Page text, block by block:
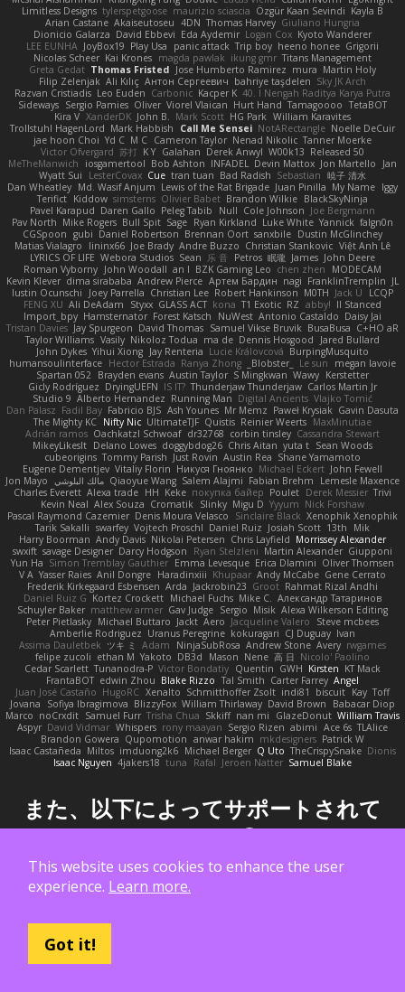
Limitless Designs tylerspetgoose maurizio sciascia Özgür Kaan Sevindi Kayla B
Arian Castane Akaiseutoseu 4DN Thomas Harvey Giuliano Hungria
Dionicio Galarza David Ebbevi Eda Aydemir Logan Cox Kyoto Wanderer
LEE EUNHA JoyBox19 Play Usa panic attack Trip boy heeno honee Grigorii
Nicolas Scheer Kai Krones magda pawlak ikung gmr Titans Management
Greta Gedat Thomas Fristed Jose Humberto Ramirez mura Martin Holy
Filip Zelenjak Ali Kılıç Антон Сергеевич bahriye taşdelen Sky JK Arch
Razvan Cristiadis Leo Euden Carbonic Kacper K 40. I Nengah Raditya Karya Putra
Sideways Sergio Pamies Oliver Viorel Vlaican Hurt Hand Tamagoooo TetaBOT
Kira V XanderDK John B. Mark Scott HG Park William Karavites
Trollstuhl HagenLord Mark Habbish Call Me Sensei NotARectangle Noelle DeCuir
jae hoon Choi Yd C M C Cameron Taylor Nenad Nikolic Tanner Moerke
Victor Ofvergard 苏打 K Y Galahan Derek Anwyl W00k13 Released 50
MeTheManwich
iosgamertool Bob Ashton INFADEL Devin Mattox Jon Martello
Jan
Wyatt Sui
LesterCovax Cue tran tuan Bad Radish Sebastian 暁子 清水
Dan Wheatley Md. Wasif Anjum Lewis of the Rat Brigade Juan Pinilla My Name Iggy
Terifict Kiddow simsterns Olivier Babet Brandon Wilkie BlackSkyNinja
Pavel Karapud Daren Gallo Peleg Tabib Null Cole Johnson Joe Bergmann
Pav North Mike Rogers Bull Spit Sage Ryan Kirkland Luke White Yannick falgn0n
CGSpoon gubi Daniel Robertson Brennan Oort sanxbile Dustin McGlinchey
Matias Vialagro
lininx66 Joe Brady Andre Buzzo Christian Stankovic Việt Anh Lê
LYRICS OF LIFE Webora Studios Sean 乐 音 Petros 眠瓏 James John Deere
Roman Vyborny John Woodall an l BZK Gaming Leo chen zhen
MODECAM
Kevin Klever dima sirababa Andrew Pierce Артем Бардин nagi FranklinTremplin JL
Iustin Ocunschi
Joey Parrella Christian Lee Robert Hankinson M0TH Jack Ü
LCQP
FENG XU Ali DeAdam Styxx GLASS ACT kona T1 Exotic RZ abby! ll Stanced
Import_bpy Hamsternator Forest Katsch NuWest Antonio Castaldo Daisy Jai
Tristan Davies Jay Spurgeon David Thomas Samuel Vikse Bruvik BusaBusa C+HO aR
Taylor Williams Vasily Nikoloz Todua ma de Dennis Hosgood
Jared Bullard
John Dykes Yihui Xiong Jay Renteria Lucie Královcová BurpingMusquito
humansoulinterface Hector Estrada Ranya Zhong _Blobster_ Le sun
megan lavoie
Spartan 052 Brayden evans Austin Taylor S Mingkwan Wawy Kerstetter
Gicly Rodríguez DryingUEFN IS IT? Thunderjaw Thunderjaw Carlos Martin Jr
Studio 9 Alberto Hernandez Running Man Digital Ancients Vlajko Tomić
Dan Palasz Fadil Bay Fabricio BJS Ash Younes Mr Memz Paweł Krysiak Gavin Dasuta
The Mighty KC Nifty Nic UltimateTJF Quistis Reinier Weerts MaxMinutiae
Adrián ramos Oachkatzl Schwoaf dr32768 corbin tinsley Cassandra Stewart
MikeyLikesIt Delano Lowes doggybdog26 Chris Aitan yuta t Sean Woods
cubeorigins Tommy Parish Just Rovin Austin Rea Shane Yamamoto
Eugene Dementjev Vitaliy Florin Никуся Гноянко Michael Eckert John Fewell
Jon Mayo مالك البلوشي Qiaoyue Wang Salem Alajmi Fabian Brehm
Lemesle Maxence
Charles Everett Alexa trade HH Keke покупка байер Poulet Derek Messier Trivi
Kevin Neal Alex Souza Cromatik Slinky Migu D Yyyum Nick Forshaw
Pascal Raymond Cazemier Denis Moura Velasco Sinclaire Black Xenophik Xenophik
Tarik Sakalli swarfey Vojtech Proschl Daniel Ruiz Josiah Scott 13th
Mik
Harry Boorman Andy Davis Nikolai Petersen Chris Layfield Morrissey Alexander
swxift savage Designer Darcy Hodgson Ryan Stelzleni Martin Alexander Giupponi
Yun Ha Simon Tremblay Gauthier Emma Levesque Erica Dlamini Oliver Thomsen
V A Yasser Raies Anil Dongre Haradinxiii Khupaar Andy McCabe Gene Cerrato
Frederik Kirkegaard Esbensen Arda Jackrobin23 Groot Rahmat Rizal Andhi
Daniel Ruiz G Kortez Crockett Michael Fuchs Mike C. Александр Татаринов
Schuyler Baker matthew armer Gav Judge Sergio Misik Alexa Wilkerson Editing
Peter Pietlasky Michael Buttaro Jackt Aero Jacqueline Valero
Steve mcbees
Amberlie Rodriguez Uranus Peregrine kokuragari CJ Duguay Ivan
Assima Dauletbek ツキ ミ Adam NinjaSubRosa Andrew Stone Avery rwgames
felipe zucoli ethan M Yakoto DB3d Mason Nene 高 日 Nicolo' Paolino
Cedar Scarlett Tunanodra-P Victor Bondatiy Quentin GWH Kirsten KT Mack
FrantaBOT edwin Zhou Blake Rizzo Tal Smith Carter Farrey Angel
Juan José Castaño HugoRC Xenalto Schmitthoffer Zsolt indi81 biscuit Kay Toff
Jovana
Sofiya Ibragimova BlizzyFox William Thirlaway David Brown
Babacar Diop
Marco noCrxdit Samuel Furr Trisha Chua Skkiff nan mi GlazeDonut William Travis
Aspyr David Vidmar Whispers rony maayan Sergio Rizen abimi Ace 6s TLAlice
Brandon Gowera Qupomotion anwar hakim mkdesigners Patrick W
Isaac Castañeda Miltos imduong2k6 Michael Berger Q Uto TheCrispySnake Dionis
Isaac Nguyen 4jakers18 tuna Rafal Jeroen Natter Samuel Blake
また、以下によってサポートされて
います：
This website uses cookies to enhance the user
experience. Learn more.
Got it!